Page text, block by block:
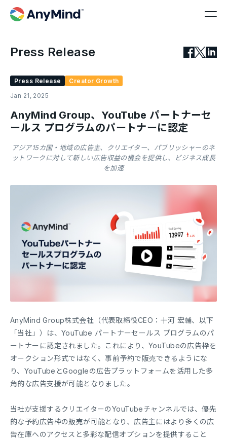
Press Release
Press Release
Creator Growth
Jan 21, 2025
AnyMind Group、YouTube パートナーセ
ールス プログラムのパートナーに認定
アジア15カ国・地域の広告主、クリエイター、パブリッシャーのネ
ットワークに対して新しい広告収益の機会を提供し、ビジネス成長
を加速
AnyMind Group株式会社（代表取締役CEO：十河 宏輔、以下
「当社」）は、YouTube パートナーセールス プログラムのパ
ートナーに認定されました。これにより、YouTubeの広告枠を
オークション形式ではなく、事前予約で販売できるようにな
り、YouTubeとGoogleの広告プラットフォームを活用した多
角的な広告支援が可能となりました。
当社が支援するクリエイターのYouTubeチャンネルでは、優先
的な予約広告枠の販売が可能となり、広告主にはより多くの広
告在庫へのアクセスと多彩な配信オプションを提供すること